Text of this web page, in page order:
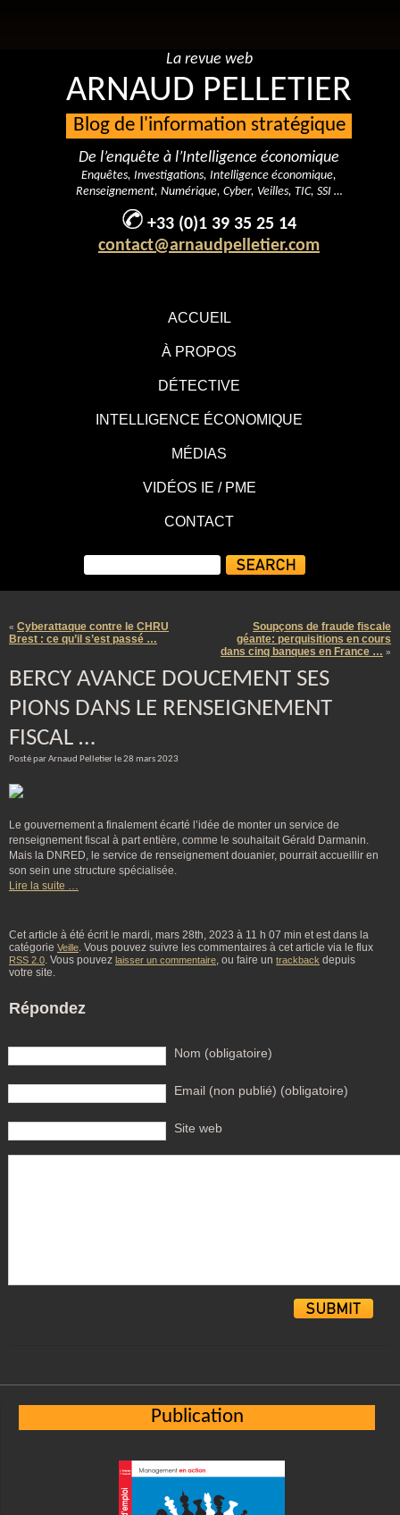
ACCUEIL
À PROPOS
DÉTECTIVE
INTELLIGENCE ÉCONOMIQUE
MÉDIAS
VIDÉOS IE / PME
CONTACT
La revue web
ARNAUD PELLETIER
Blog de l'information stratégique
De l’enquête à l’Intelligence économique
Enquêtes, Investigations, Intelligence économique,
Renseignement, Numérique, Cyber, Veilles, TIC, SSI …
+33 (0)1 39 35 25 14
contact@arnaudpelletier.com
« Cyberattaque contre le CHRU
Brest : ce qu’il s’est passé …
Soupçons de fraude fiscale
géante: perquisitions en cours
dans cinq banques en France … »
BERCY AVANCE DOUCEMENT SES
PIONS DANS LE RENSEIGNEMENT
FISCAL …
Posté par Arnaud Pelletier le 28 mars 2023
Le gouvernement a finalement écarté l’idée de monter un service de
renseignement fiscal à part entière, comme le souhaitait Gérald Darmanin.
Mais la DNRED, le service de renseignement douanier, pourrait accueillir en
son sein une structure spécialisée.
Lire la suite …
Cet article à été écrit le mardi, mars 28th, 2023 à 11 h 07 min et est dans la
catégorie Veille. Vous pouvez suivre les commentaires à cet article via le flux
RSS 2.0. Vous pouvez laisser un commentaire, ou faire un trackback depuis
votre site.
Répondez
Nom (obligatoire)
Email (non publié) (obligatoire)
Site web
Publication